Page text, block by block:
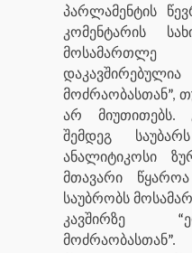
პარლამენტის
კომენტარის
მოსამართლე
დაკავშირებულია
მოძრაობასთან”,
არ მიუთითებს.
შემდეგ
ანალიტიკოსი
მთავარი
საუბრობს
კავშირზე
“
მოძრაობასთან”.